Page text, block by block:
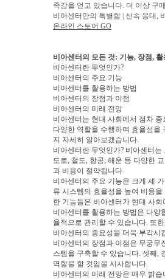
족감을 얻고 있습니다. 더 이상 구
비아센터만의 특별함 | 신속 응대,
온라인 스토어 GO
비아센터의 모든 것: 기능, 장점, 활
비아센터란 무엇인가?
비아센터의 주요 기능
비아센터를 활용하는 방법
비아센터의 장점과 이점
비아센터의 미래 전망
비아센터는 현대 사회에서 점차
다양한 역할을 수행하며 효율성을
지 자세히 알아보겠습니다.
비아센터란 무엇인가? 비아센터
도로, 철도, 항공, 해운 등 다양한
과 비용이 절약됩니다.
비아센터의 주요 기능은 크게 세
류 시스템의 효율성을 높여 비용
한 기능들은 비아센터가 현대 사
비아센터를 활용하는 방법은 다양
율적으로 관리할 수 있습니다. 또
비아센터의 중요성을 더욱 부각시
비아센터의 장점과 이점은 무궁무
스템을 구축할 수 있습니다. 셋째,
역할을 할 것임을 시사합니다.
비아센터의 미래 전망은 매우 밝